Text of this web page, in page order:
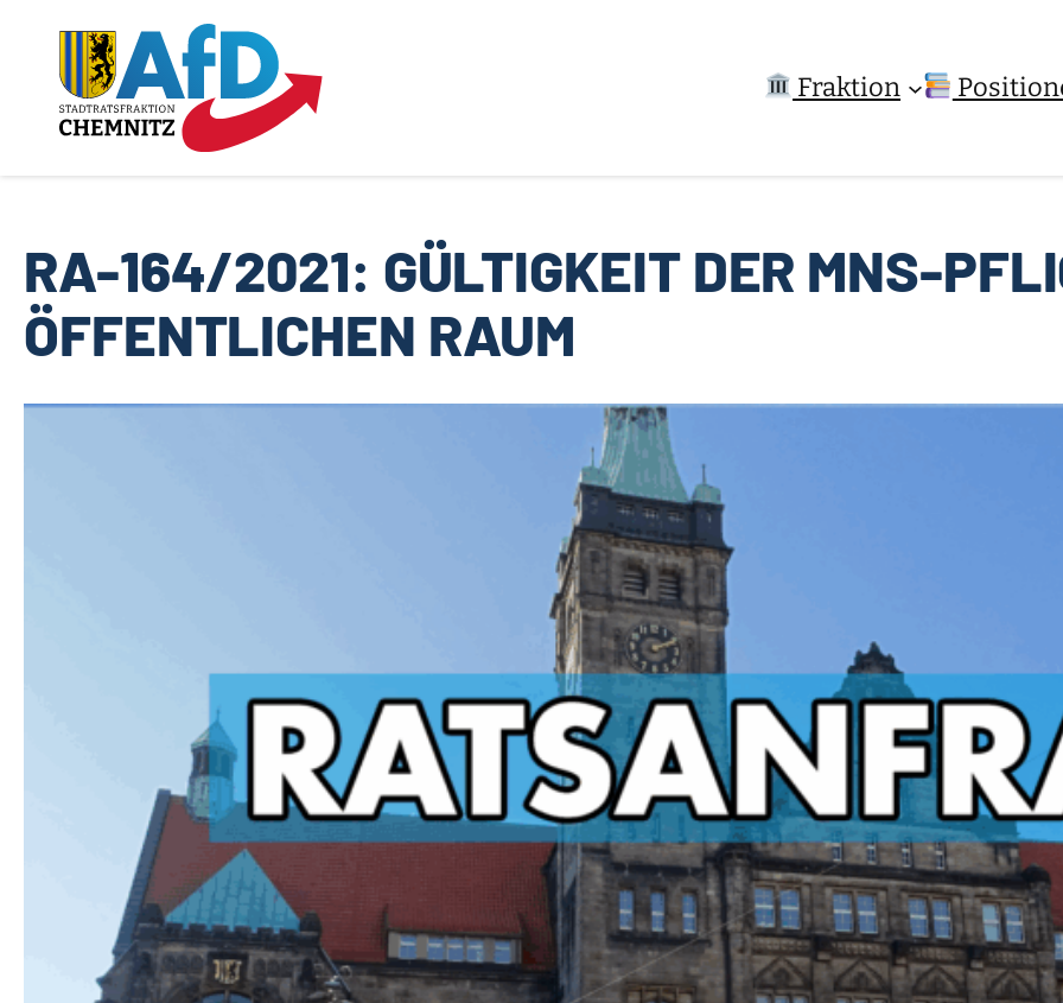
springen
Fraktion
RA-164/2021: GÜLTIGKEIT DER MNS-
ÖFFENTLICHEN RAUM